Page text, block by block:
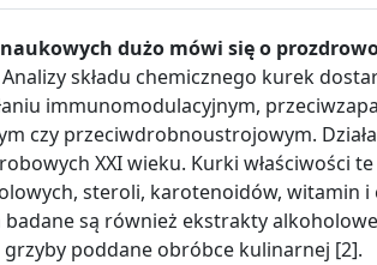
dużo mówi się o
Analizy składu chemicznego kurek
immunomodulacyjnym,
czy przeciwdrobnoustrojowym.
XXI wieku. Kurki właściwości
steroli, karotenoidów, witamin i
są również ekstrakty
grzyby poddane obróbce kulinarnej [2].